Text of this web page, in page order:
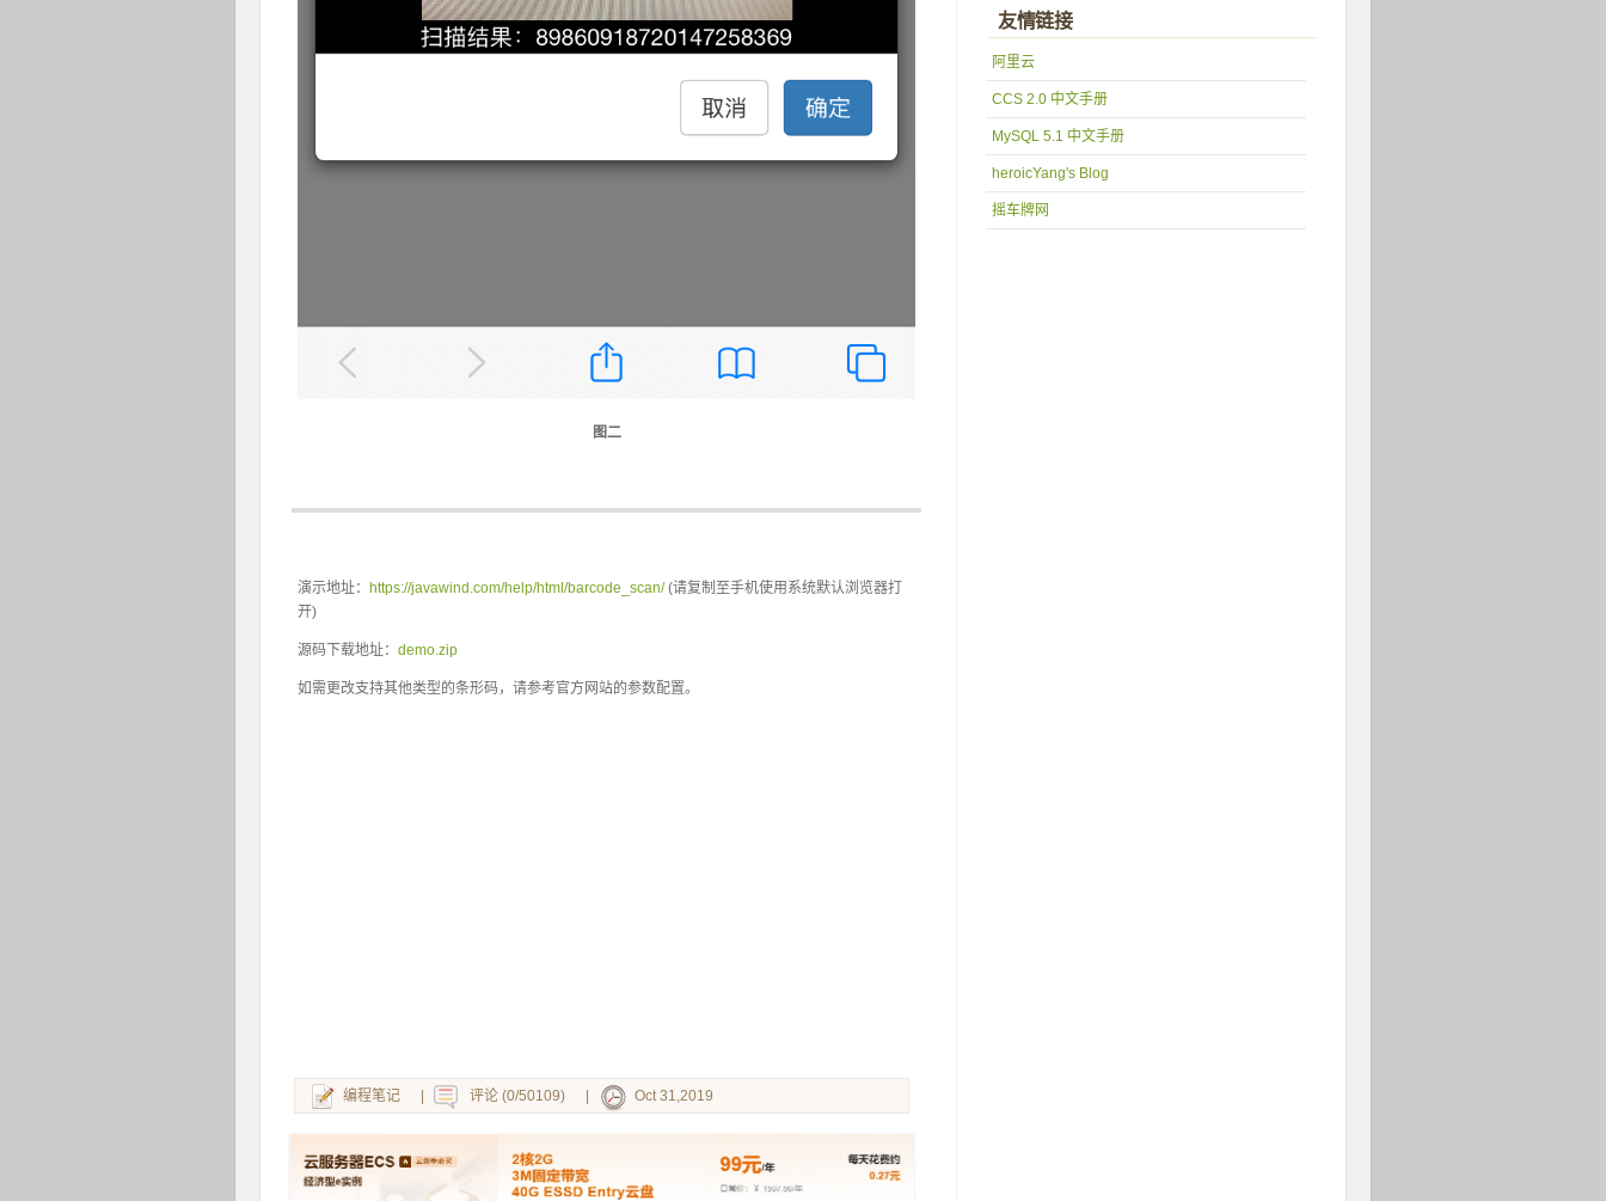
图二
演示地址： https://javawind.com/help/html/barcode_scan/ (请复制至手机使用系统默认浏览器打
开)
源码下载地址： demo.zip
如需更改支持其他类型的条形码，请参考官方网站的参数配置。
编程笔记 评论 (0/50109) Oct 31,2019
友情链接
阿里云
CCS 2.0 中文手册
MySQL 5.1 中文手册
heroicYang's Blog
摇车牌网